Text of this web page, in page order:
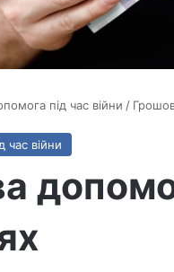
під час війни /
час війни